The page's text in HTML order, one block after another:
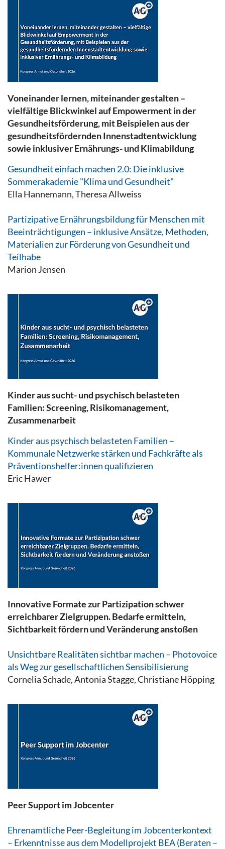
Voneinander lernen, miteinander gestalten –
vielfältige Blickwinkel auf Empowerment in der
Gesundheitsförderung, mit Beispielen aus der
gesundheitsfördernden Innenstadtentwicklung
sowie inklusiver Ernährungs- und Klimabildung
Gesundheit einfach machen 2.0: Die inklusive
Sommerakademie "Klima und Gesundheit"
Ella Hannemann, Theresa Allweiss
Partizipative Ernährungsbildung für Menschen mit
Beeinträchtigungen – inklusive Ansätze, Methoden,
Materialien zur Förderung von Gesundheit und
Teilhabe
Marion Jensen
Kinder aus sucht- und psychisch belasteten
Familien: Screening, Risikomanagement,
Zusammenarbeit
Kinder aus psychisch belasteten Familien –
Kommunale Netzwerke stärken und Fachkräfte als
Präventionshelfer:innen qualifizieren
Eric Hawer
Innovative Formate zur Partizipation schwer
erreichbarer Zielgruppen. Bedarfe ermitteln,
Sichtbarkeit fördern und Veränderung anstoßen
Unsichtbare Realitäten sichtbar machen – Photovoice
als Weg zur gesellschaftlichen Sensibilisierung
Cornelia Schade, Antonia Stagge, Christiane Höpping
Peer Support im Jobcenter
Ehrenamtliche Peer-Begleitung im Jobcenterkontext
– Erkenntnisse aus dem Modellprojekt BEA (Beraten –